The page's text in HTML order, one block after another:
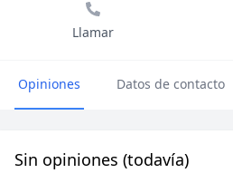
Llamar
Opiniones Datos de contacto
Sin opiniones (todavía)